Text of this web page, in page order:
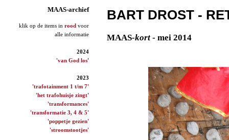
MAAS-archief
klik op de items in rood voor
alle informatie
2024
'van God los'
2023
'trafotainment 1 t/m 7'
'het trafohuisje zingt'
'transformances'
'transformatie 3, 4 & 5'
'poppetje gezien'
'stroomstootjes'
BART DROST -
MAAS-kort - mei 2014